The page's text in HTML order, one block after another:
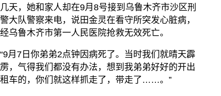
几天，她和家人却在9月8号接到乌鲁木齐市沙区刑
警大队警察来电，说田金灵在看守所突发心脏病，
经乌鲁木齐市第一人民医院抢救无效死亡。
“9月7日你弟弟2点钟因病死了。当时我们就晴天霹
雳，气得我们都没有办法，想到我弟弟好好的开出
租车的，你们就这样抓走了，带走了……。”